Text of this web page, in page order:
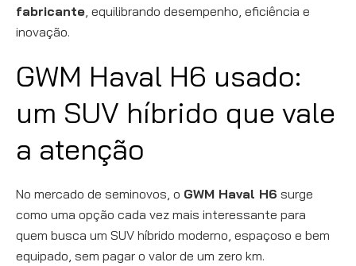
fabricante, equilibrando desempenho, eficiência e
inovação.
GWM Haval H6 usado:
um SUV híbrido que vale
a atenção
No mercado de seminovos, o GWM Haval H6 surge
como uma opção cada vez mais interessante para
quem busca um SUV híbrido moderno, espaçoso e bem
equipado, sem pagar o valor de um zero km.